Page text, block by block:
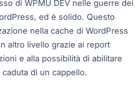
di WPMU DEV nelle guerre dei
ed è solido. Questo
nella cache di WordPress
altro livello grazie ai report
e alla possibilità di abilitare
di un cappello.